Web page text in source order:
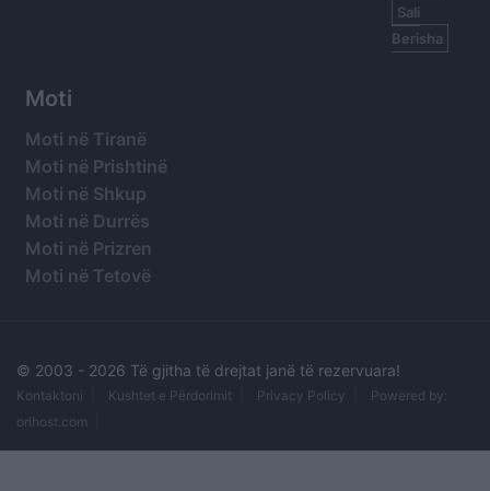
Sali
Berisha
Moti
Moti në Tiranë
Moti në Prishtinë
Moti në Shkup
Moti në Durrës
Moti në Prizren
Moti në Tetovë
© 2003 - 2026 Të gjitha të drejtat janë të rezervuara!
Kontaktoni Kushtet e Përdorimit Privacy Policy
Powered by:
orihost.com